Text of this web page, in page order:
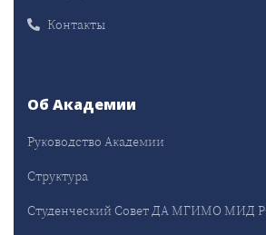
Контакты
Об Академии
Руководство Академии
Структура
Студенческий Совет ДА МГИМО МИД